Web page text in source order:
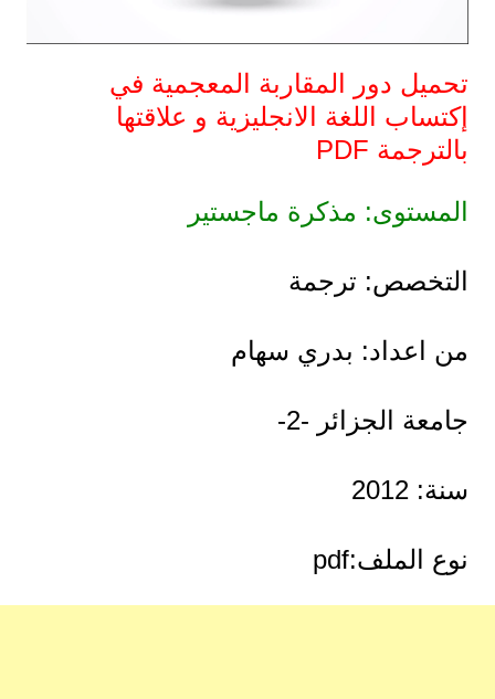
تحميل دور المقاربة المعجمية في
إكتساب اللغة الانجليزية و علاقتها
بالترجمة PDF
المستوى: مذكرة ماجستير
التخصص: ترجمة
من اعداد: بدري سهام
جامعة الجزائر -2-
سنة: 2012
نوع الملف:pdf